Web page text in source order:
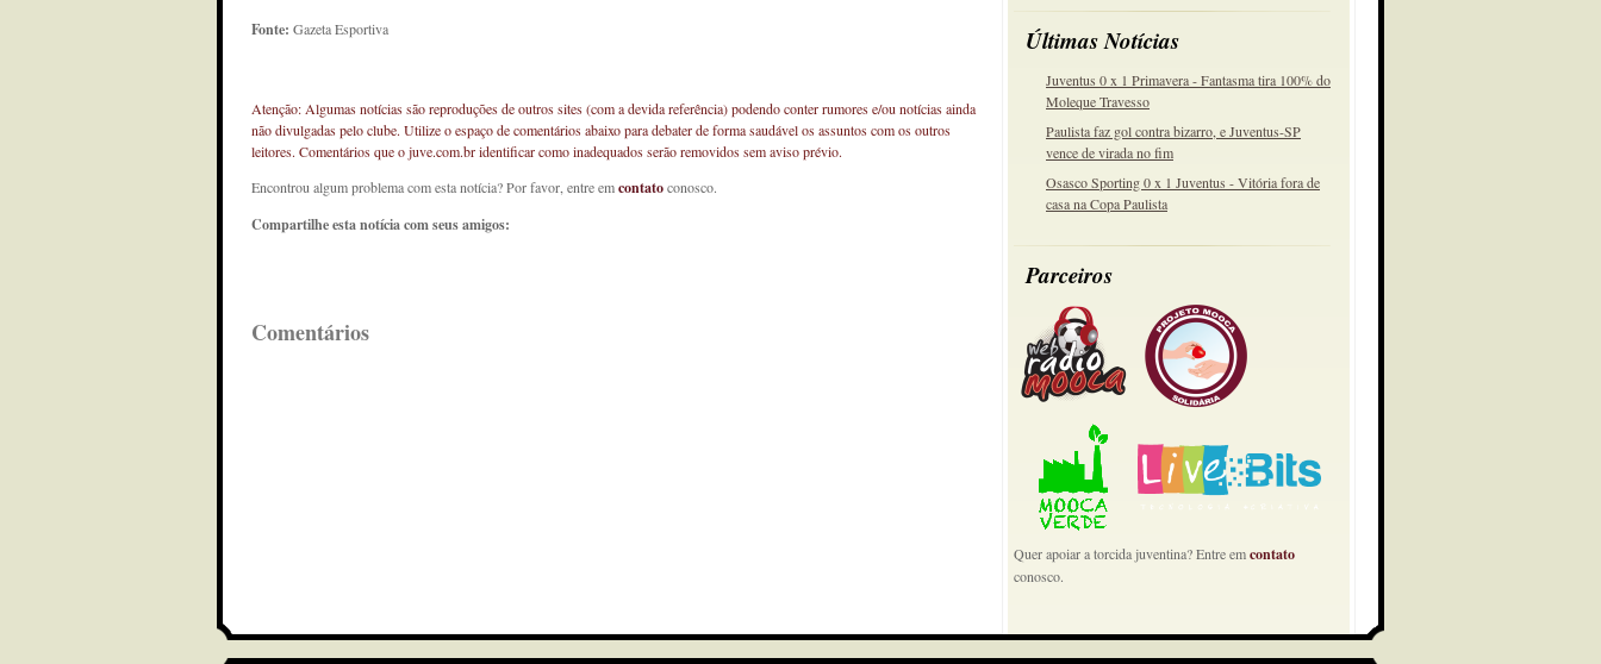
Últimas Notícias
Juventus 0 x 1 Primavera - Fantasma tira 100% do
Moleque Travesso
Paulista faz gol contra bizarro, e Juventus-SP
vence de virada no fim
Osasco Sporting 0 x 1 Juventus - Vitória fora de
casa na Copa Paulista
Parceiros
Quer apoiar a torcida juventina? Entre emcontato
conosco.
Fonte: Gazeta Esportiva
Atenção: Algumas notícias são reproduções de outros sites (com a devida referência) podendo conter rumores e/ou notícias ainda
não divulgadas pelo clube. Utilize o espaço de comentários abaixo para debater de forma saudável os assuntos com os outros
leitores. Comentários que o juve.com.br identificar como inadequados serão removidos sem aviso prévio.
Encontrou algum problema com esta notícia? Por favor, entre emcontatoconosco.
Compartilhe esta notícia com seus amigos:
Comentários